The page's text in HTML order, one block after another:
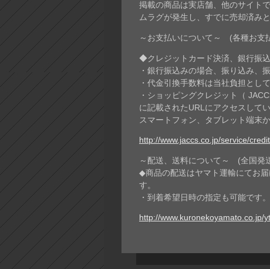
掲載の商品は実店舗、他のサイト
ムラグが発生し、すでに売却済み
～お支払いについて～ (各種お支
◆クレジットカード決済、銀行振
・銀行振込みの場合、振り込み、
・代金引換手数料は当社負担とし
・ショッピングクレジット（
に記載されたURLにアクセスして
スマートフォン、タブレット端末
http://www.jaccs.co.jp/service/
～配送、送料について～ (全国発
◆商品の配送はヤマト運輸にてお
す。
・到着希望日時の指定も可能です。
http://www.kuronekoyamato.co.jp/